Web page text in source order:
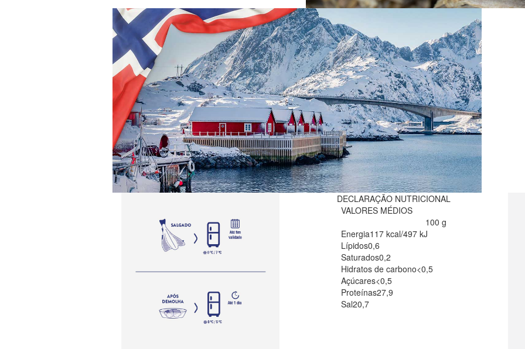
DECLARAÇÃO NUTRICIONAL
VALORES MÉDIOS
100 g
Energia117 kcal/497 kJ
Lípidos0,6
Saturados0,2
Hidratos de carbono<0,5
Açúcares<0,5
Proteínas27,9
Sal20,7